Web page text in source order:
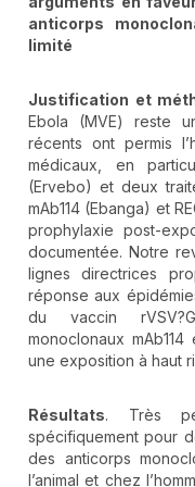
anticorps
limité
Justification et
Ebola (MVE) reste
récents ont permis
médicaux, en
(Ervebo) et deux
mAb114 (Ebanga) et
prophylaxie post-
documentée. Notre
lignes directrices
réponse aux
du vaccin
monoclonaux
une exposition à haut
Résultats. Très
spécifiquement pour
des anticorps
l’animal et chez